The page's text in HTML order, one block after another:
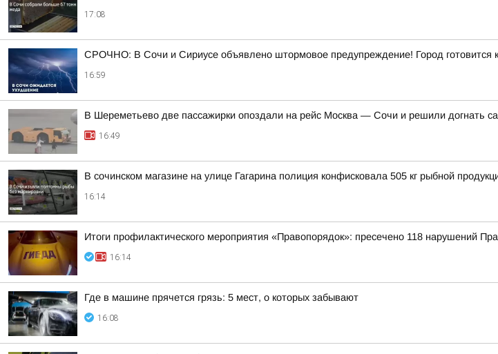
17:08
СРОЧНО: В Сочи и Сириусе объявлено штормовое предупреждение! Город готовится
16:59
В Шереметьево две пассажирки опоздали на рейс Москва — Сочи и решили догнать
16:49
В сочинском магазине на улице Гагарина полиция конфисковала 505 кг рыбной
16:14
Итоги профилактического мероприятия «Правопорядок»: пресечено 118 нарушений
16:14
Где в машине прячется грязь: 5 мест, о которых забывают
16:08